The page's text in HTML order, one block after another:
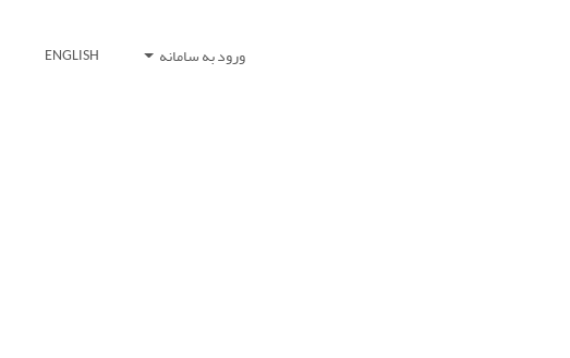
ورود به سامانه ENGLISH